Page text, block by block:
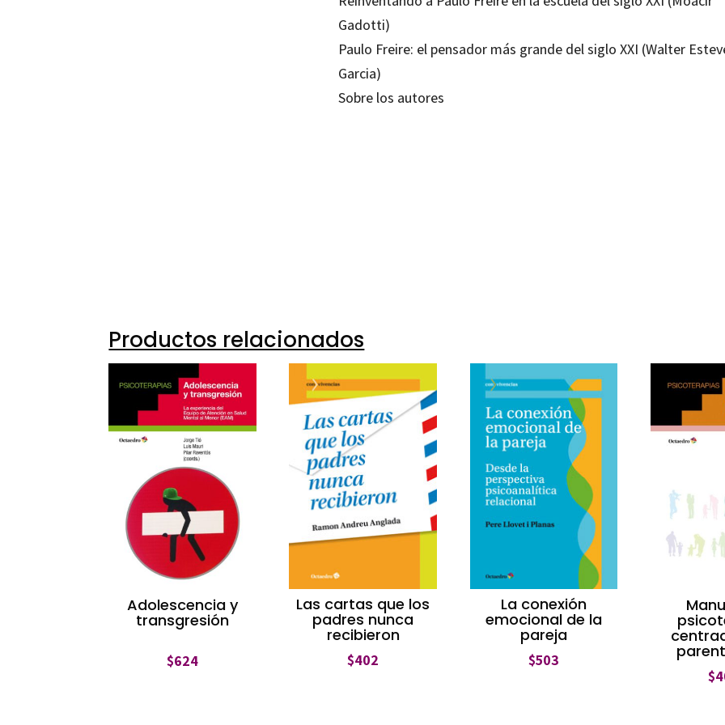
Gadotti)
Paulo Freire: el pensador más grande del siglo XXI (Walter
Garcia)
Sobre los autores
Productos relacionados
Adolescencia y
transgresión
$624
Las cartas que los
padres nunca
recibieron
$402
La conexión
emocional de la
pareja
$503
$